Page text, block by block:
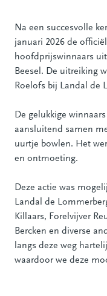
Na een succesvolle
januari 2026 de
hoofdprijswinnaars
Beesel. De uitreiking
Roelofs bij Landal de
De gelukkige
aansluitend samen
uurtje bowlen. Het
en ontmoeting.
Deze actie was
Landal de
Killaars, Forelvijver
Bercken en diverse
langs deze weg
waardoor we deze